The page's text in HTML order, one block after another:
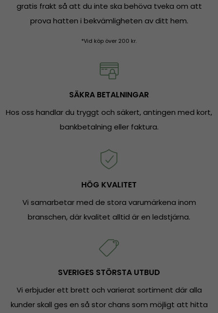
gratis frakt så att du inte ska behöva tveka om att
prova hatten i bekvämligheten av ditt hem.
*Vid köp över 200 kr.
SÄKRA BETALNINGAR
Hos oss handlar du tryggt och säkert, antingen med kort,
bankbetalning eller faktura.
HÖG KVALITET
Vi samarbetar med de stora varumärkena inom
branschen, där kvalitet alltid är en ledstjärna.
SVERIGES STÖRSTA UTBUD
Vi erbjuder ett brett och varierat sortiment där alla
kunder skall ges en så stor chans som möjligt att hitta